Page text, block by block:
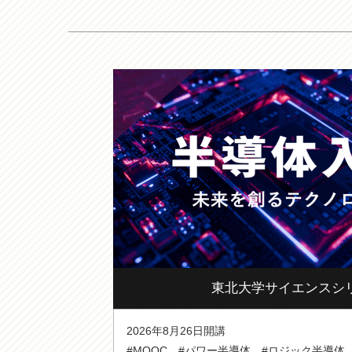
東北大学サイエンスシ
2026年8月26日開講